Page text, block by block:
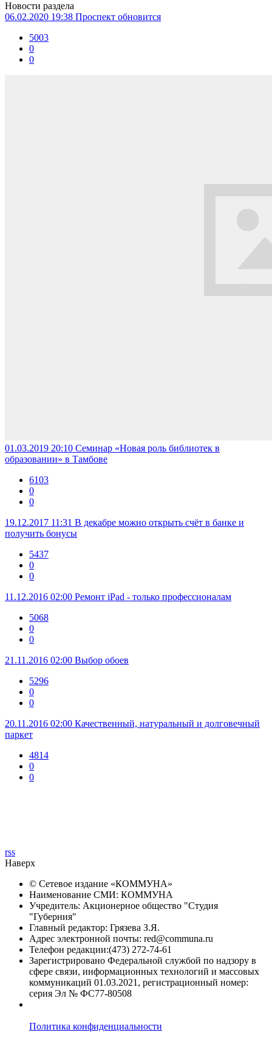
Новости раздела
06.02.2020 19:38 Проспект обновится
5003
0
0
01.03.2019 20:10 Семинар «Новая роль библиотек в
образовании» в Тамбове
6103
0
0
19.12.2017 11:31 В декабре можно открыть счёт в банке и
получить бонусы
5437
0
0
11.12.2016 02:00 Ремонт iPad - только профессионалам
5068
0
0
21.11.2016 02:00 Выбор обоев
5296
0
0
20.11.2016 02:00 Качественный, натуральный и долговечный
паркет
4814
0
0
rss
Наверх
© Сетевое издание «КОММУНА»
Наименование СМИ: КОММУНА
Учредитель: Акционерное общество "Студия
"Губерния"
Главный редактор: Грязева З.Я.
Адрес электронной почты: red@communa.ru
Телефон редакции:(473) 272-74-61
Зарегистрировано Федеральной службой по надзору в
сфере связи, информационных технологий и массовых
коммуникаций 01.03.2021, регистрационный номер:
серия Эл № ФС77-80508
Политика конфиденциальности